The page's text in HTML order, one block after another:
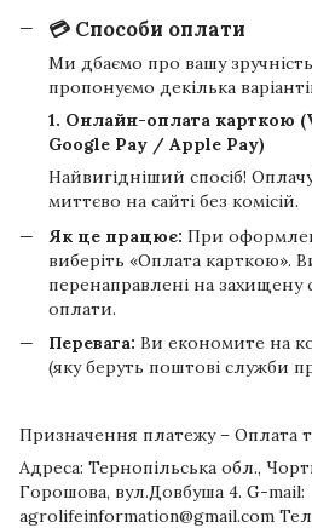
💳 Способи оплати
Ми дбаємо про вашу
пропонуємо декілька
1. Онлайн-оплата карткою
Google Pay / Apple Pay)
Найвигідніший спосіб!
миттєво на сайті без комісій.
Як це працює: При
виберіть «Оплата карткою».
перенаправлені на захищену
оплати.
Перевага: Ви економите на
(яку беруть поштові служби
Призначення платежу – Оплата
Адреса: Тернопільська обл.,
Горошова, вул.Довбуша 4. G-mail:
agrolifeinformation@gmail.com